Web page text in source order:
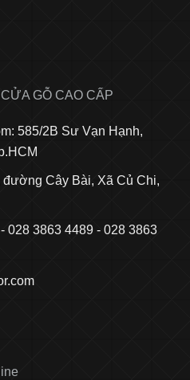
GỖ CAO CẤP
585/2B Sư Vạn Hạnh,
Cây Bài, Xã Củ Chi,
028 3863 4489 - 028 3863